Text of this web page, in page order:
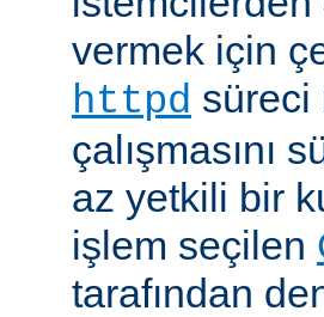
vermek için
httpd süreci
çalışmasını
az yetkili bir
işlem seçilen
tarafından